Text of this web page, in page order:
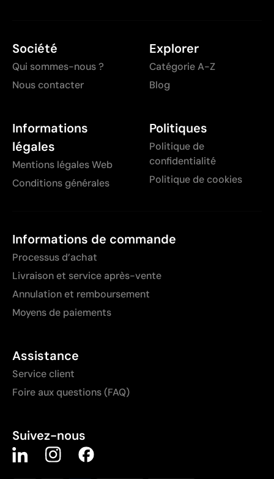
Société
Qui sommes-nous ?
Nous contacter
Explorer
Catégorie A-Z
Blog
Informations
légales
Mentions légales Web
Conditions générales
Politiques
Politique de
confidentialité
Politique de cookies
Informations de commande
Processus d’achat
Livraison et service après-vente
Annulation et remboursement
Moyens de paiements
Assistance
Service client
Foire aux questions (FAQ)
Suivez-nous